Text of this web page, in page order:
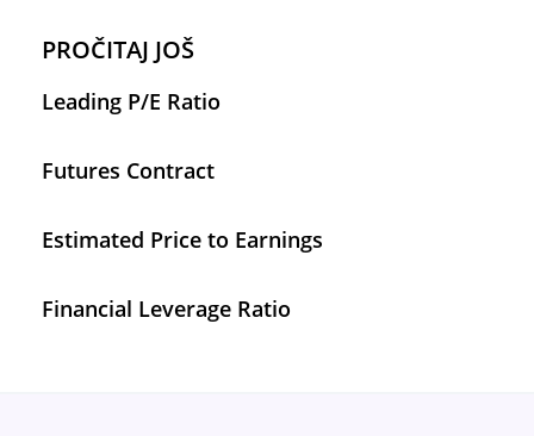
PROČITAJ JOŠ
Leading P/E Ratio
Futures Contract
Estimated Price to Earnings
Financial Leverage Ratio